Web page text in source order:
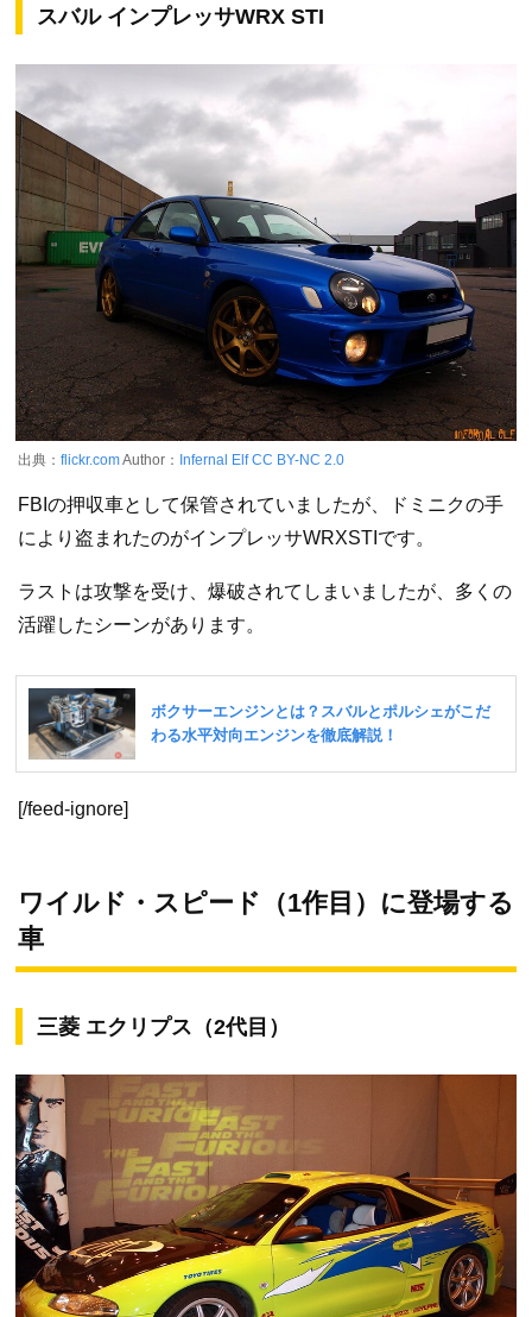
スバル インプレッサWRX STI
出典： flickr.comAuthor： Infernal Elf CC BY-NC 2.0
FBIの押収車として保管されていましたが、ドミニクの手
により盗まれたのがインプレッサWRXSTIです。
ラストは攻撃を受け、爆破されてしまいましたが、多くの
活躍したシーンがあります。
[/feed-ignore]
ワイルド・スピード（1作目）に登場する
車
三菱 エクリプス（2代目）